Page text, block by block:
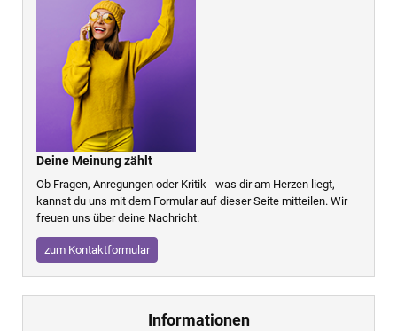
Deine Meinung zählt
Ob Fragen, Anregungen oder Kritik - was dir am Herzen liegt,
kannst du uns mit dem Formular auf dieser Seite mitteilen. Wir
freuen uns über deine Nachricht.
zum Kontaktformular
Informationen